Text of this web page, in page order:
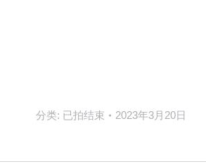
分类: 已拍结束 2023年3月20日